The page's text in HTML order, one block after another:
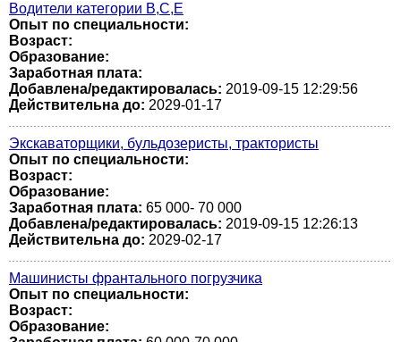
Водители категории В,С,Е
Опыт по специальности:
Возраст:
Образование:
Заработная плата:
Добавлена/редактировалась: 2019-09-15 12:29:56
Действительна до: 2029-01-17
Экскаваторщики, бульдозеристы, трактористы
Опыт по специальности:
Возраст:
Образование:
Заработная плата: 65 000- 70 000
Добавлена/редактировалась: 2019-09-15 12:26:13
Действительна до: 2029-02-17
Машинисты франтального погрузчика
Опыт по специальности:
Возраст:
Образование: